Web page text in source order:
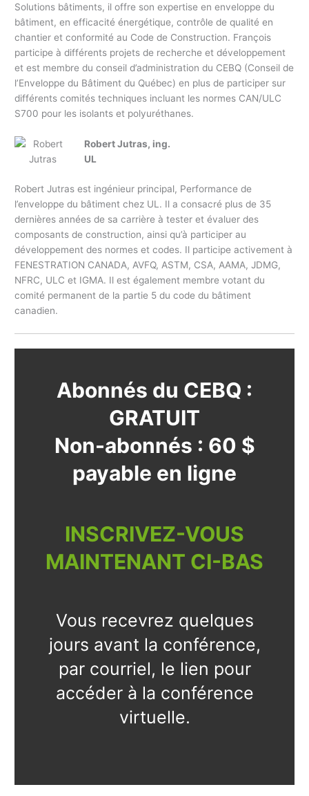
Solutions bâtiments, il offre son expertise en enveloppe du
bâtiment, en efficacité énergétique, contrôle de qualité en
chantier et conformité au Code de Construction. François
participe à différents projets de recherche et développement
et est membre du conseil d’administration du CEBQ (Conseil de
l’Enveloppe du Bâtiment du Québec) en plus de participer sur
différents comités techniques incluant les normes CAN/ULC
S700 pour les isolants et polyuréthanes.
Robert Jutras, ing.
UL
Robert Jutras est ingénieur principal, Performance de
l’enveloppe du bâtiment chez UL. Il a consacré plus de 35
dernières années de sa carrière à tester et évaluer des
composants de construction, ainsi qu’à participer au
développement des normes et codes. Il participe activement à
FENESTRATION CANADA, AVFQ, ASTM, CSA, AAMA, JDMG,
NFRC, ULC et IGMA. Il est également membre votant du
comité permanent de la partie 5 du code du bâtiment
canadien.
Abonnés du CEBQ :
GRATUIT
Non-abonnés : 60 $
payable en ligne
INSCRIVEZ-VOUS
MAINTENANT CI-BAS
Vous recevrez quelques
jours avant la conférence,
par courriel, le lien pour
accéder à la conférence
virtuelle.